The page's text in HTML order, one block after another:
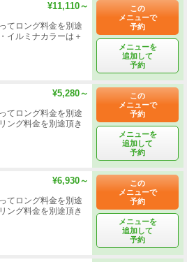
¥11,110～
てロング料金を別途
イルミナカラーは＋
この
メニューで
予約
メニューを
追加して
予約
¥5,280～
てロング料金を別途
ング料金を別途頂き
この
メニューで
予約
メニューを
追加して
予約
¥6,930～
てロング料金を別途
ング料金を別途頂き
この
メニューで
予約
メニューを
追加して
予約